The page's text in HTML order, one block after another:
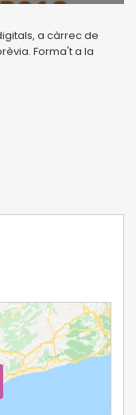
a càrrec de
Forma't a la